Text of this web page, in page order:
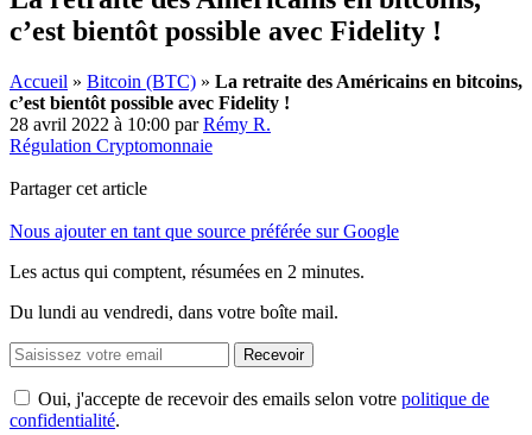
c’est bientôt possible avec Fidelity !
Accueil » Bitcoin (BTC) » La retraite des Américains en bitcoins,
c’est bientôt possible avec Fidelity !
28 avril 2022 à 10:00 parRémy R.
Régulation Cryptomonnaie
Partager cet article
Nous ajouter en tant que source préférée sur Google
Les actus qui comptent, résumées en 2 minutes.
Du lundi au vendredi, dans votre boîte mail.
Recevoir
Oui, j'accepte de recevoir des emails selon votre politique de
confidentialité.